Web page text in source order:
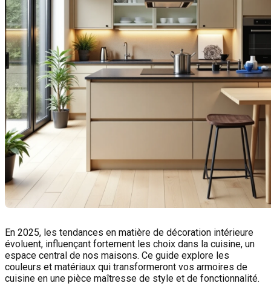
En 2025, les tendances en matière de décoration intérieure
évoluent, influençant fortement les choix dans la cuisine, un
espace central de nos maisons. Ce guide explore les
couleurs et matériaux qui transformeront vos armoires de
cuisine en une pièce maîtresse de style et de fonctionnalité.